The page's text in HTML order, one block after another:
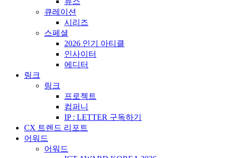
큐레이션
시리즈
스페셜
2026 인기 아티클
인사이터
에디터
링크
링크
프로젝트
컴퍼니
IP : LETTER 구독하기
CX 트렌드 리포트
어워드
어워드